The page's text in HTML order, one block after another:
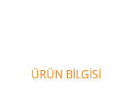
ÜRÜN BİLGİSİ